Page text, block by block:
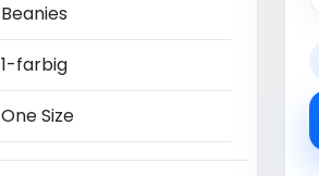
Beanies
1-farbig
One Size